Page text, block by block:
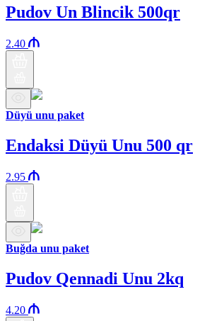
Pudov Un Blincik 500qr
2.40
Düyü unu paket
Endaksi Düyü Unu 500 qr
2.95
Buğda unu paket
Pudov Qennadi Unu 2kq
4.20